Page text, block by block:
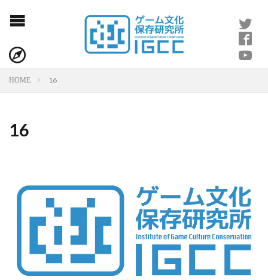
HOME 16
16